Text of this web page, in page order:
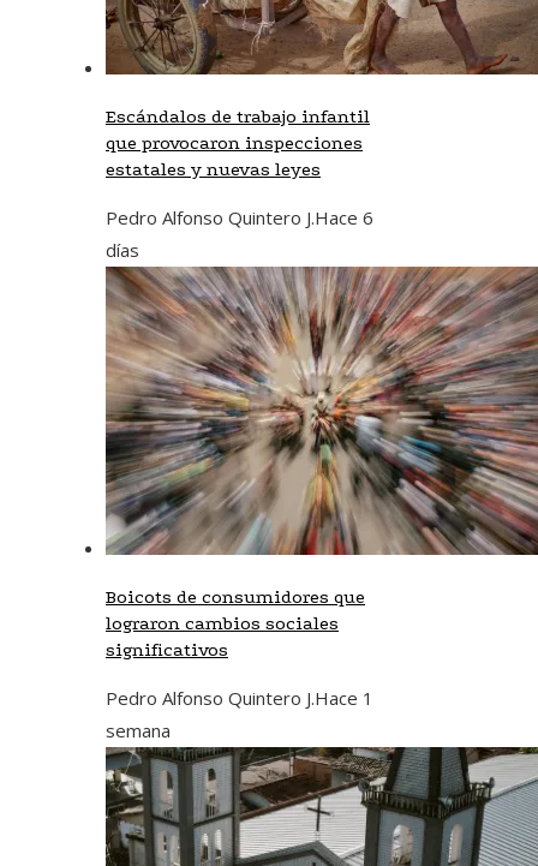
Escándalos de trabajo infantil
que provocaron inspecciones
estatales y nuevas leyes
Pedro Alfonso Quintero J.Hace 6
días
Boicots de consumidores que
lograron cambios sociales
significativos
Pedro Alfonso Quintero J.Hace 1
semana